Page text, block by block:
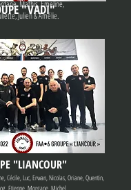
Mathis, Emeline,
Julien & Amélie.
"VADI"
"LIANCOUR"
Cécile, Luc, Erwan, Nicolas, Oriane, Quentin,
Etienne, Morgane, Michel,